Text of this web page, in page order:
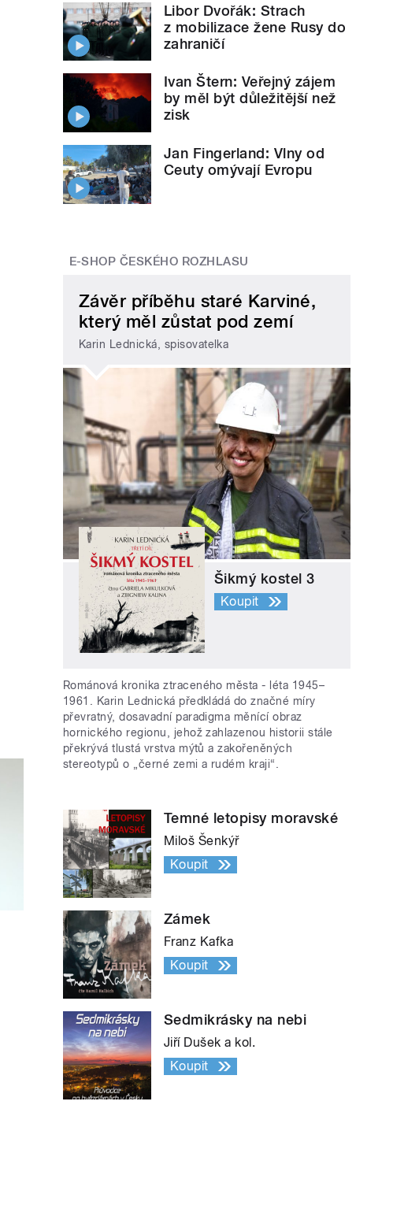
Libor Dvořák: Strach
z mobilizace žene Rusy do
zahraničí
Ivan Štern: Veřejný zájem
by měl být důležitější než
zisk
Jan Fingerland: Vlny od
Ceuty omývají Evropu
E-SHOP ČESKÉHO ROZHLASU
Závěr příběhu staré Karviné,
který měl zůstat pod zemí
Karin Lednická, spisovatelka
Šikmý kostel 3
Koupit
Románová kronika ztraceného města - léta 1945–
1961. Karin Lednická předkládá do značné míry
převratný, dosavadní paradigma měnící obraz
hornického regionu, jehož zahlazenou historii stále
překrývá tlustá vrstva mýtů a zakořeněných
stereotypů o „černé zemi a rudém kraji“.
Temné letopisy moravské
Miloš Šenkýř
Koupit
Zámek
Franz Kafka
Koupit
Sedmikrásky na nebi
Jiří Dušek a kol.
Koupit